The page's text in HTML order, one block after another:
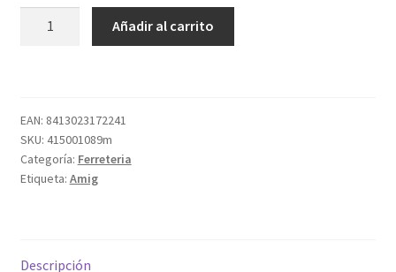
Añadir al carrito
EAN: 8413023172241
SKU: 415001089m
Categoría: Ferreteria
Etiqueta: Amig
Descripción